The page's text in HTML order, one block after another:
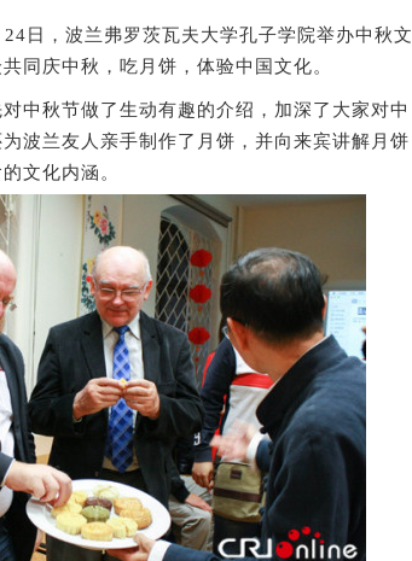
，波兰弗罗茨瓦夫大学孔子学院举办中秋文
同庆中秋，吃月饼，体验中国文化。
秋节做了生动有趣的介绍，加深了大家对中
波兰友人亲手制作了月饼，并向来宾讲解月饼
文化内涵。